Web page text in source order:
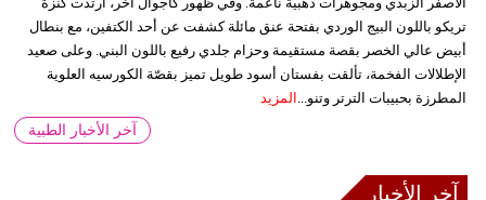
تريكو باللون البيج الوردي بفتحة عنق مائلة كشفت عن أحد الكتفين، مع بنطال
أبيض عالي الخصر بقصة مستقيمة وحزام جلدي رفيع باللون البني. وعلى صعيد
الإطلالات الفخمة، تألقت بفستان أسود طويل تميز بقصّة الكورسيه العلوية
المطرزة بحبيبات الترتر وتنو... المزيد
آخر الأخبار الطبية
آخر الأخبار